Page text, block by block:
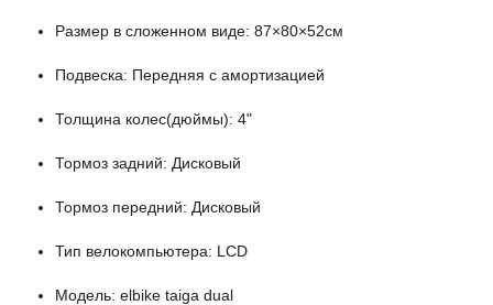
Размер в сложенном виде: 87×80×52см
Подвеска: Передняя с амортизацией
Толщина колес(дюймы): 4"
Тормоз задний: Дисковый
Тормоз передний: Дисковый
Тип велокомпьютера: LCD
Модель: elbike taiga dual